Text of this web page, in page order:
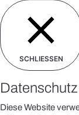
SCHLIESSEN
Datenschutz
Diese Website